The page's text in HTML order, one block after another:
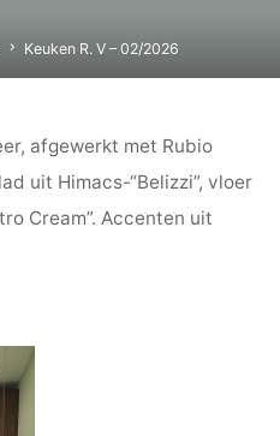
Keuken R. V – 02/2026
afgewerkt met Rubio
uit Himacs-“Belizzi”, vloer
Cream”. Accenten uit